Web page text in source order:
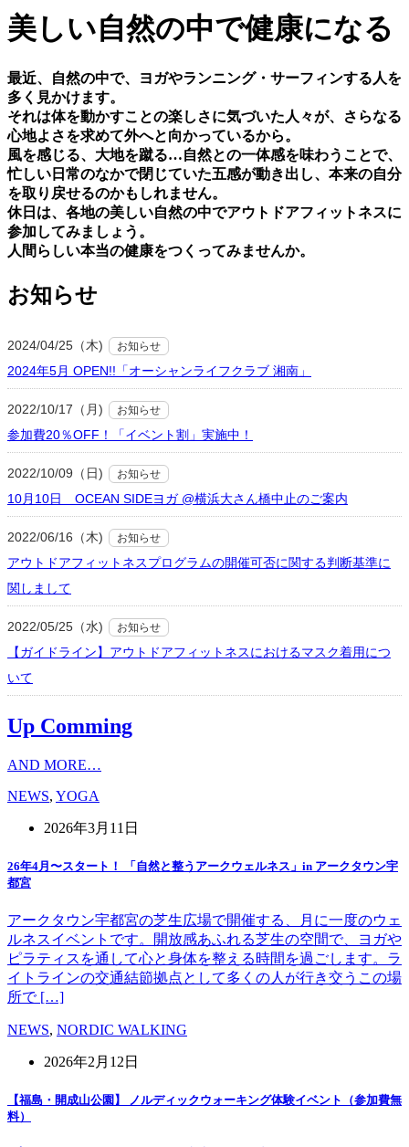
美しい⾃然の中で健康になる
最近、⾃然の中で、ヨガやランニング・サーフィンする⼈を
多く⾒かけます。
それは体を動かすことの楽しさに気づいた⼈々が、さらなる
⼼地よさを求めて外へと向かっているから。
⾵を感じる、⼤地を蹴る…⾃然との⼀体感を味わうことで、
忙しい⽇常のなかで閉じていた五感が動き出し、本来の⾃分
を取り戻せるのかもしれません。
休⽇は、各地の美しい⾃然の中でアウトドアフィットネスに
参加してみましょう。
⼈間らしい本当の健康をつくってみませんか。
お知らせ
2024/04/25（木) お知らせ
2024年5月 OPEN!!「オーシャンライフクラブ 湘南」
2022/10/17（月) お知らせ
参加費20％OFF！「イベント割」実施中！
2022/10/09（日) お知らせ
10月10日 OCEAN SIDEヨガ @横浜大さん橋中止のご案内
2022/06/16（木) お知らせ
アウトドアフィットネスプログラムの開催可否に関する判断基準に
関しまして
2022/05/25（水) お知らせ
【ガイドライン】アウトドアフィットネスにおけるマスク着用につ
いて
Up Comming
AND MORE…
NEWS, YOGA
2026年3月11日
26年4月〜スタート！ 「自然と整うアークウェルネス」in アークタウン宇
都宮
アークタウン宇都宮の芝生広場で開催する、月に一度のウェ
ルネスイベントです。開放感あふれる芝生の空間で、ヨガや
ピラティスを通して心と身体を整える時間を過ごします。ラ
イトラインの交通結節拠点として多くの人が行き交うこの場
所で […]
NEWS, NORDIC WALKING
2026年2月12日
【福島・開成山公園】 ノルディックウォーキング体験イベント（参加費無
料）